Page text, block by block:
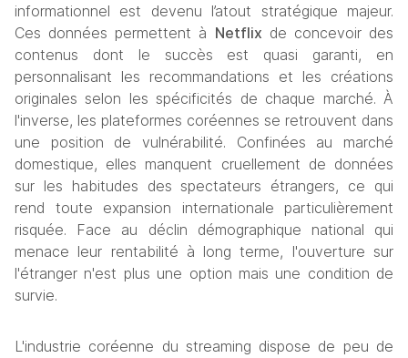
informationnel est devenu l’atout stratégique majeur.
Ces données permettent à Netflix de concevoir des
contenus dont le succès est quasi garanti, en
personnalisant les recommandations et les créations
originales selon les spécificités de chaque marché. À
l'inverse, les plateformes coréennes se retrouvent dans
une position de vulnérabilité. Confinées au marché
domestique, elles manquent cruellement de données
sur les habitudes des spectateurs étrangers, ce qui
rend toute expansion internationale particulièrement
risquée. Face au déclin démographique national qui
menace leur rentabilité à long terme, l'ouverture sur
l'étranger n'est plus une option mais une condition de
survie.
L'industrie coréenne du streaming dispose de peu de